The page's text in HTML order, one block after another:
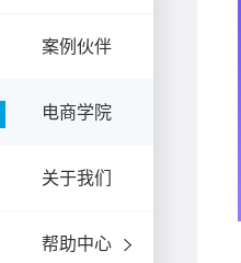
案例伙伴
电商学院
关于我们
帮助中心